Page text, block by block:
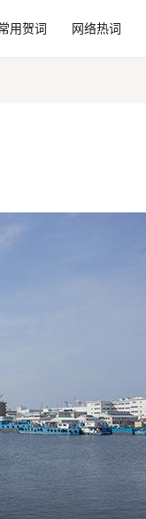
用贺词 网络热词